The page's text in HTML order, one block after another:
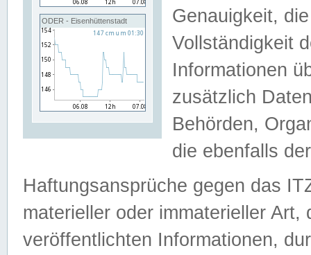
ODER - Eisenhüttenstadt
Genauigkeit,
Vollständigkeit
Informationen
zusätzlich
Behörden,
die ebenfalls
Haftungsansprüche gegen das
materieller oder immaterieller
veröffentlichten Informationen,